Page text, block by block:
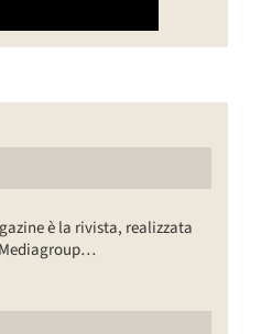
è la rivista, realizzata